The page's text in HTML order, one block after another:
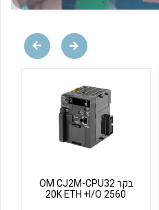
לכל מוצרי היצרן
בקר OM CJ2M-CPU32
20K ETH +I/O 2560